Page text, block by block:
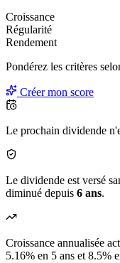
Croissance
Régularité
Rendement
Pondérez les critères
Créer mon score
Le prochain dividende
Le dividende est versé
diminué depuis 6 ans.
Croissance annualisée
5.16% en 5 ans et 8.5%